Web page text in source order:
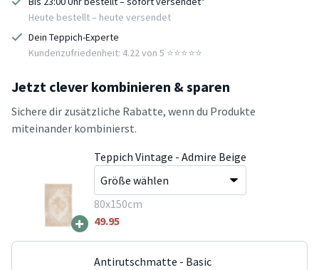
Heute bestellt – heute versendet
Dein Teppich-Experte
Kundenzufriedenheit: 4.22 von 5 ⭐️⭐️⭐️⭐️⭐️
Jetzt clever kombinieren & sparen
Sichere dir zusätzliche Rabatte, wenn du Produkte
miteinander kombinierst.
+
Teppich Vintage - Admire Beige
80x150cm
49.95
Antirutschmatte - Basic